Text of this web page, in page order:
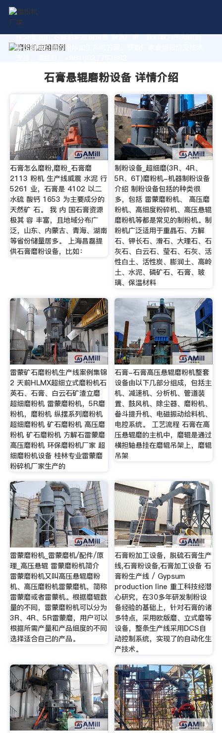
作为专业的 石膏悬辊磨粉设备 制造厂家，我们致力于为您量
身定制高价值的粉体加工系统方案。获取厂家直销报价及技术
石膏悬辊磨粉设备 详情介绍
石膏怎么磨粉,磨粉_石膏磨
2113 粉机 生产线威震 水泥 行
5261 业，石膏是 4102 以二
水硫 酸钙 1653 为主要成分的
天然矿 石。 我 内 国石膏资源
极其 容 丰富，且地域分布广
泛，山东、内蒙古、青海、湖南
等省份储量居多。 上海昌磊提
供石膏磨粉设备，比如：
制粉设备_超细磨(3R、4R、
5R、6T)磨粉机-机器制粉设备
介绍 制粉设备包括的种类很
多，包括 雷蒙磨粉机、 高压磨
粉机、高细度粉碎机、高压悬辊
磨粉机等都是常见的制粉机。制
粉机广泛适用于重晶石、方解
石、钾长石、滑石、大理石、石
灰石、白云石、莹石、石灰、活
性白土、活性炭、膨润土、高岭
土、水泥、磷矿石、石膏、玻
璃、保温材料
雷蒙矿石磨粉机生产线案例集锦
2 天前HLMX超细立式磨粉机石
英石、石膏、白云石矿渣立磨
超细磨粉机 雷蒙磨粉机，5R磨
粉机，磨粉机 纵摆系列磨粉机
超细磨粉机 矿石磨粉机 高压磨
粉机 矿石磨粉机 方解石雷蒙磨
高压磨粉机 环保磨粉机厂家 超
细磨粉机设备 桂林专业雷蒙磨
粉碎机厂家生产的
石膏-石膏高压悬辊磨粉机整套
设备由以下几部分组成，包括主
机、减速机、分析机、管道装
置、鼓风机、除尘器、磨粉机、
畚斗提升机、电磁振动给料机、
电控系统。 工艺流程 石膏在高
压悬辊磨的主机中，磨辊是通过
横担轴悬挂在磨辊吊架上，磨辊
吊架
雷蒙磨粉机_雷蒙磨机/配件/原
理_高压悬辊 雷蒙磨粉机简介
雷蒙磨粉机又叫高压悬辊磨粉
机、高压磨粉机雷蒙磨机，简称
雷蒙磨或者雷蒙机。根据磨辊数
量的不同，雷蒙磨粉机可以分为
3R、4R、5R雷蒙磨，用户可以
根据所需产量和产品细度的不同
选择适合自己的产品。
石膏粉加工设备，脱硫石膏生产
线,石膏粉设备,石膏加工设备 石
膏粉生产线 / Gypsum
production line 重工科技经潜
心研究，在30多年研发制粉设
备经验的基础上，针对石膏的诸
多特点，采用欧版磨、立式磨等
设备，整条生产线采用DCS自
动控制系统，实现了的自动化生
产技术。